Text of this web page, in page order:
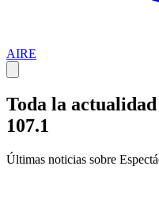
AIRE
Toda la
107.1
Últimas noticias sobre